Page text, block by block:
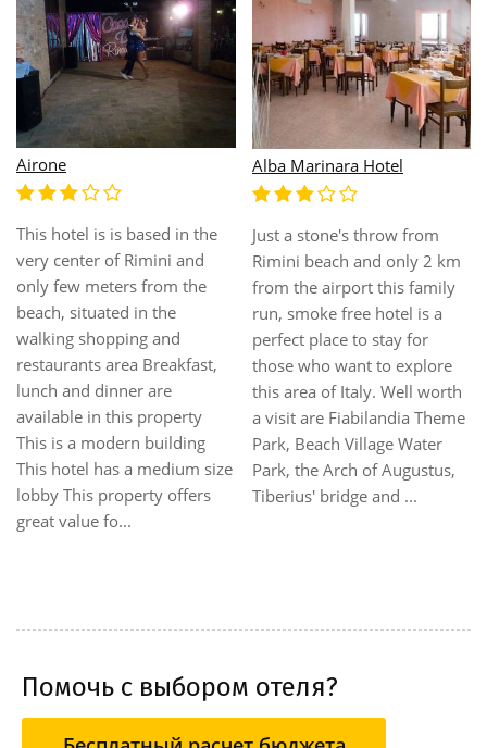
Airone
This hotel is is based in the
very center of Rimini and
only few meters from the
beach, situated in the
walking shopping and
restaurants area Breakfast,
lunch and dinner are
available in this property
This is a modern building
This hotel has a medium size
lobby This property offers
great value fo...
Alba Marinara Hotel
Just a stone's throw from
Rimini beach and only 2 km
from the airport this family
run, smoke free hotel is a
perfect place to stay for
those who want to explore
this area of Italy. Well worth
a visit are Fiabilandia Theme
Park, Beach Village Water
Park, the Arch of Augustus,
Tiberius' bridge and ...
Помочь с выбором отеля?